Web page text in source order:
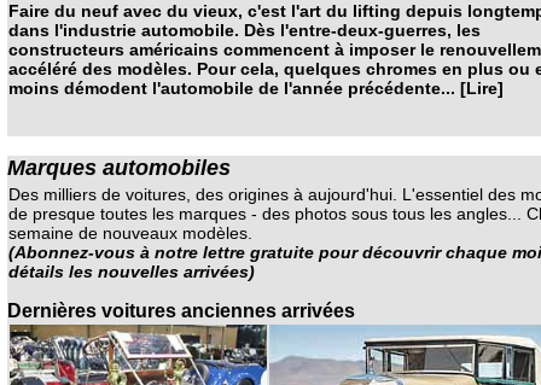
Faire du neuf avec du vieux, c'est l'art du lifting depuis
dans l'industrie automobile. Dès l'entre-deux-guerres, les
constructeurs américains commencent à imposer le
accéléré des modèles. Pour cela, quelques chromes en plus ou
moins démodent l'automobile de l'année précédente... [Lire]
Marques automobiles
Des milliers de voitures, des origines à aujourd'hui. L'essentiel des
de presque toutes les marques - des photos sous tous les angles...
semaine de nouveaux modèles.
(Abonnez-vous à notre lettre gratuite pour découvrir chaque
détails les nouvelles arrivées)
Dernières voitures anciennes arrivées